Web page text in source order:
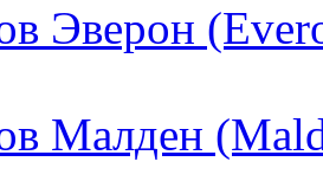
Эверон
Малден